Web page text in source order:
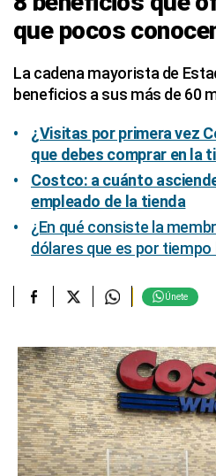
que pocos
La cadena mayorista de
beneficios a sus más de 60
¿Visitas por primera vez
que debes comprar en la
Costco: a cuánto
empleado de la tienda
¿En qué consiste la
dólares que es por tiempo
Únete